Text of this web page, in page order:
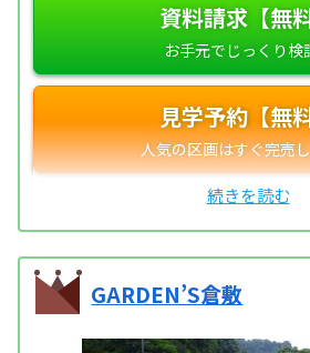
資料請求【無料
見学予約【無料
GARDEN’S倉敷